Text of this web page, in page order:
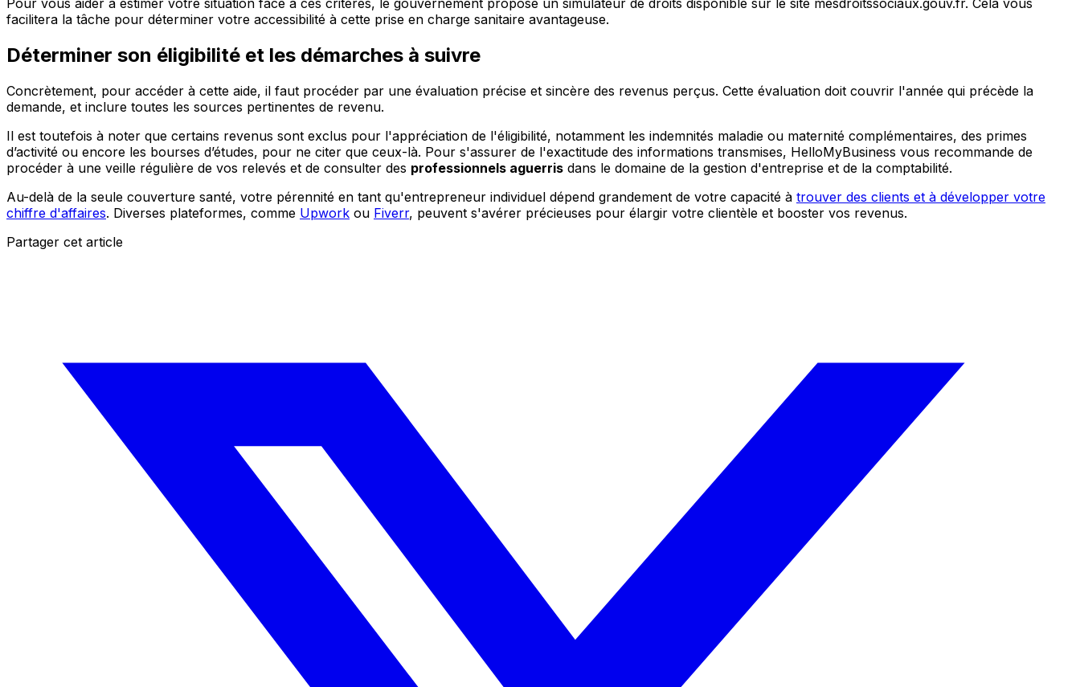
Pour vous aider à estimer votre situation face à ces critères, le gouvernement propose un simulateur de droits disponible sur le site mesdroitssociaux.gouv.fr. Cela vous
facilitera la tâche pour déterminer votre accessibilité à cette prise en charge sanitaire avantageuse.
Déterminer son éligibilité et les démarches à suivre
Concrètement, pour accéder à cette aide, il faut procéder par une évaluation précise et sincère des revenus perçus. Cette évaluation doit couvrir l'année qui précède la
demande, et inclure toutes les sources pertinentes de revenu.
Il est toutefois à noter que certains revenus sont exclus pour l'appréciation de l'éligibilité, notamment les indemnités maladie ou maternité complémentaires, des primes
d’activité ou encore les bourses d’études, pour ne citer que ceux-là. Pour s'assurer de l'exactitude des informations transmises, HelloMyBusiness vous recommande de
procéder à une veille régulière de vos relevés et de consulter des professionnels aguerris dans le domaine de la gestion d'entreprise et de la comptabilité.
Au-delà de la seule couverture santé, votre pérennité en tant qu'entrepreneur individuel dépend grandement de votre capacité à trouver des clients et à développer votre
chiffre d'affaires. Diverses plateformes, comme Upwork ou Fiverr, peuvent s'avérer précieuses pour élargir votre clientèle et booster vos revenus.
Partager cet article